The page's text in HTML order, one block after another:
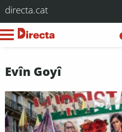
directa.cat
Evîn Goyî